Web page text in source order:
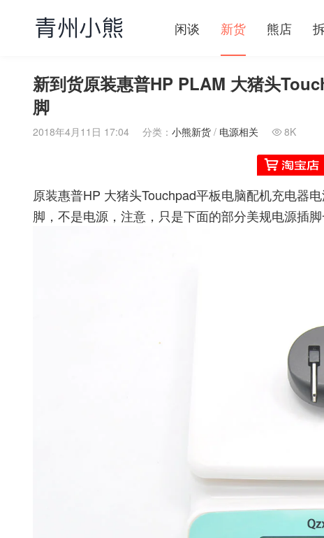
闲谈 新货 熊店
新到货原装惠普HP PLAM 大猪头
脚
2018年4月11日 17:04 分类： 小熊新货 / 电源相关  8K
原装惠普HP 大猪头Touchpad平板电脑配机充电器
脚，不是电源，注意，只是下面的部分美规电源插